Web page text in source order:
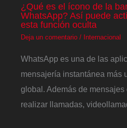
¿Qué es el ícono de la
WhatsApp? Así puede
esta función oculta
Deja un comentario / Internacional
WhatsApp es una de las
mensajería instantánea más
global. Además de mensajes
realizar llamadas,